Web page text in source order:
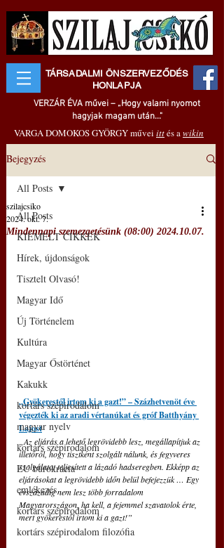
TÁRSADALMI ÖNSZERVEZŐDÉS
HONLAPJA
VERZÁR ÉVA művei – „Hogy valami nyomot
hagyjak magam után..."
VARGA DOMOKOS GYÖRGY művei ittés awikin
Bejegyzés
All Posts
KIEMELT CIKKEK
Hírek, újdonságok
Tisztelt Olvasó!
Magyar Idő
Új Történelem
Kultúra
Magyar Őstörténet
Kakukk
kortárs szépirodalom
magyar nyelv
kortárs szépirodalom
EU bürokrácia
emlékezés
kortárs szépirodalom
kortárs szépirodalom filozófia
All Posts
Mindennapi szemezgetésünk (08:00) 2024.10.07.
szilajcsiko
2024. okt. 7.
„Gyökerestől irtom ki a gazt!” – Százhetvenöt éve
végezték ki az aradi vértanúkat és gróf Batthyány
Lajost
„Az eljárás a lehető legrövidebb lesz, megállapítjuk az
illetőről, hogy tisztként szolgált nálunk, és fegyveres
szolgálatot teljesített a lázadó hadseregben. Ekképp az
eljárásokat a legrövidebb időn belül befejezzük … Egy
évszázadig nem lesz több forradalom
Magyarországon, ha kell, a fejemmel szavatolok érte,
mert gyökerestől irtom ki a gazt!”